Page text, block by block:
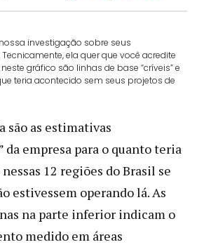
investigação sobre seus
ela quer que você acredite
gráfico são linhas de base “críveis” e
teria acontecido sem seus projetos de
são as estimativas
da empresa para o quanto teria
12 regiões do Brasil se
estivessem operando lá. As
na parte inferior indicam o
medido em áreas